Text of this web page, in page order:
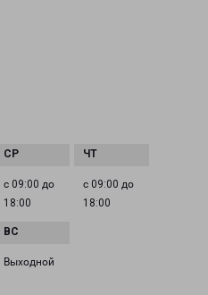
с 09:00 до
18:00
с 09:00 до
18:00
Выходной